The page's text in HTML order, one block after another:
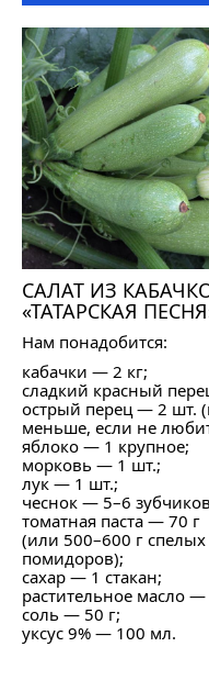
САЛАТ ИЗ
«ТАТАРСКАЯ
Нам понадобится:
кабачки — 2 кг;
сладкий красный
острый перец — 2 шт.
меньше, если не
яблоко — 1 крупное;
морковь — 1 шт.;
лук — 1 шт.;
чеснок — 5–6
томатная паста — 70 г
(или 500–600 г спелых
помидоров);
сахар — 1 стакан;
растительное масло —
соль — 50 г;
уксус 9% — 100 мл.